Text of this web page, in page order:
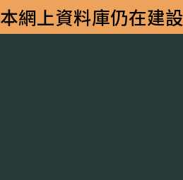
本網上資料庫仍在建